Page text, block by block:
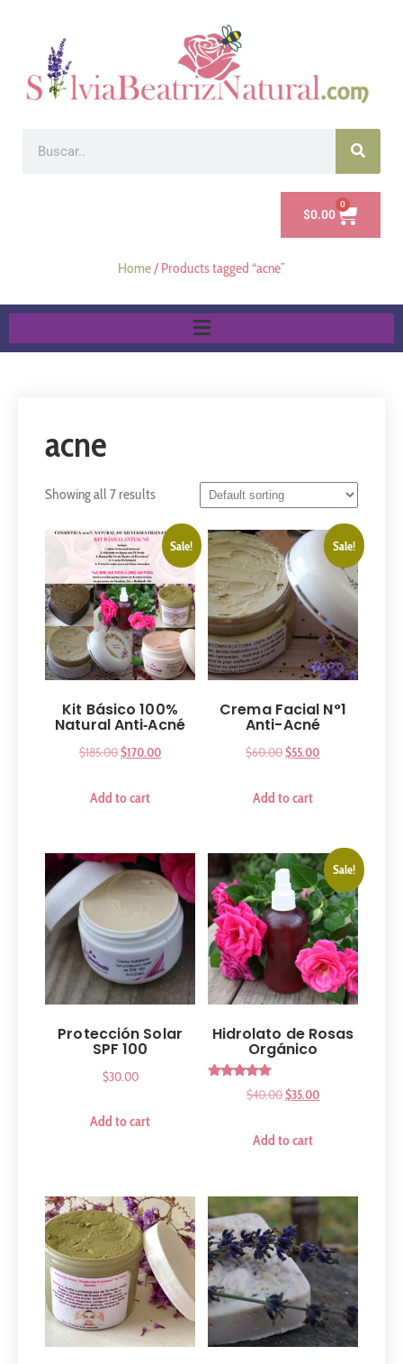
$0.00
0
Home/ Products tagged “acne”
acne
Showing all 7 results
Sale!
Kit Básico 100%
Natural Anti‑Acné
$185.00$170.00
Add to cart
Sale!
Crema Facial N°1
Anti-Acné
$60.00$55.00
Add to cart
Protección Solar
SPF 100
$30.00
Add to cart
Sale!
Hidrolato de Rosas
Orgánico
Rated
5.00
$40.00$35.00
Add to cart